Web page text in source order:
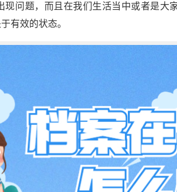
现问题，而且在我们生活当中或者是大
有效的状态。